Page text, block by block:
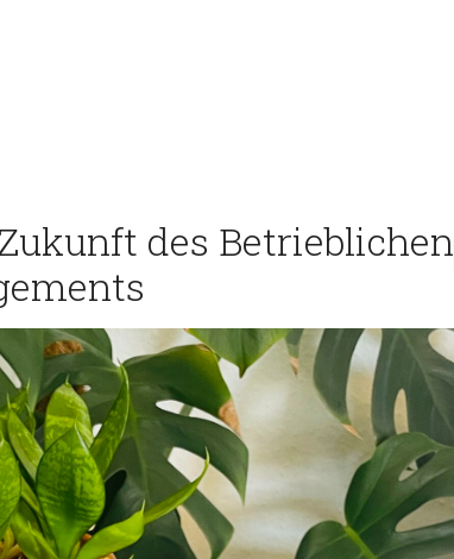
des Betrieblichen